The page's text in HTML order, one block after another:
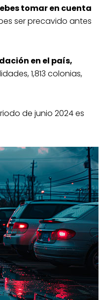
tomar en cuenta
ser precavido antes
en el país,
1,813 colonias,
de junio 2024 es